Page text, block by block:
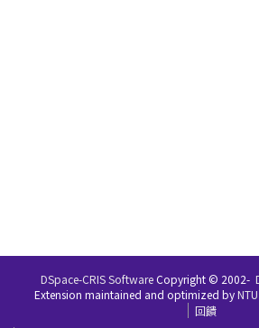
DSpace-CRIS SoftwareCopyright © 2002-
Extension maintained and optimized by
回饋